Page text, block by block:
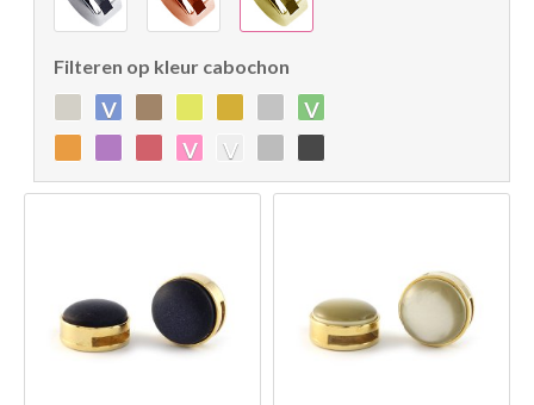
Filteren op kleur cabochon
v
v
v
v